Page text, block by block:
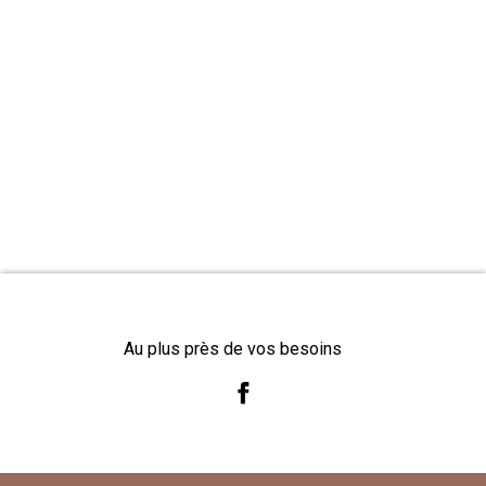
Au plus près de vos besoins